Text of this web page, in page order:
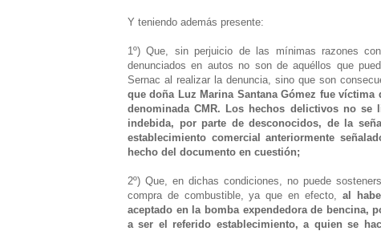
Y teniendo además presente:
1º) Que, sin perjuicio de las mínimas razones
denunciados en autos no son de aquéllos que
Sernac al realizar la denuncia, sino que son
que doña Luz Marina Santana Gómez fue
denominada CMR. Los hechos delictivos no
indebida, por parte de desconocidos, de la
establecimiento comercial anteriormente
hecho del documento en cuestión;
2º) Que, en dichas condiciones, no puede
compra de combustible, ya que en efecto, al
aceptado en la bomba expendedora de bencina,
a ser el referido establecimiento, a quien se